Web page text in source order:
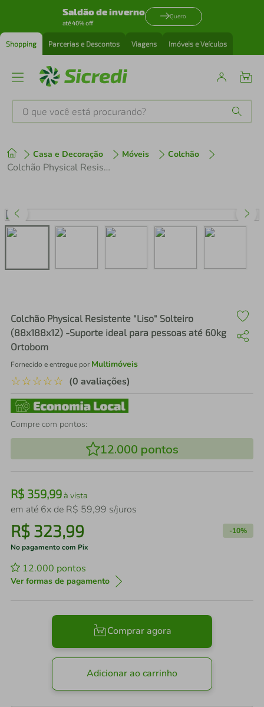
Saldão de inverno
até 40% off
Quero
Shopping Parcerias e Descontos Viagens Imóveis e Veículos
O que você está procurando?
Casa e Decoração Móveis Colchão
Colchão Physical Resistente "Liso" Solteiro (88x188x12) -Suporte ideal para pessoas até 60kg Ortobom
Colchão Physical Resistente "Liso" Solteiro
(88x188x12) -Suporte ideal para pessoas até 60kg
Ortobom
Fornecido e entregue por Multimóveis
☆☆☆☆☆ (0 avaliações)
Compre com pontos:
12.000 pontos
R$ 359,99à vista
em até 6x de R$ 59,99 s/juros
R$ 323,99 -10%
No pagamento com Pix
12.000 pontos
Ver formas de pagamento
Comprar agora
Adicionar ao carrinho
1º tenis
perfume